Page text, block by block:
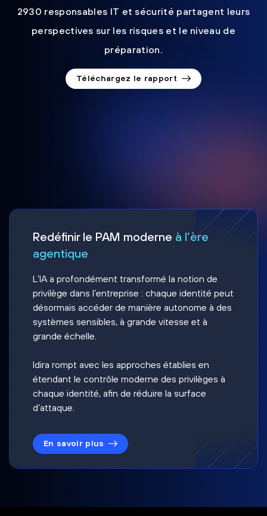
2930 responsables IT et sécurité partagent leurs
perspectives sur les risques et le niveau de
préparation.
Téléchargez le rapport
Redéfinir le PAM moderne à l’ère
agentique
L’IA a profondément transformé la notion de
privilège dans l’entreprise : chaque identité peut
désormais accéder de manière autonome à des
systèmes sensibles, à grande vitesse et à
grande échelle.
Idira rompt avec les approches établies en
étendant le contrôle moderne des privilèges à
chaque identité, afin de réduire la surface
d’attaque.
En savoir plus